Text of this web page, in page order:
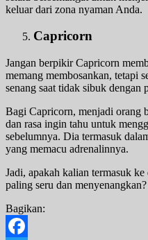
keluar dari zona nyaman Anda.
Capricorn
Jangan berpikir Capricorn
memang membosankan, tetapi
senang saat tidak sibuk dengan
Bagi Capricorn, menjadi orang
dan rasa ingin tahu untuk
sebelumnya. Dia termasuk
yang memacu adrenalinnya.
Jadi, apakah kalian termasuk
paling seru dan menyenangkan?
Bagikan: